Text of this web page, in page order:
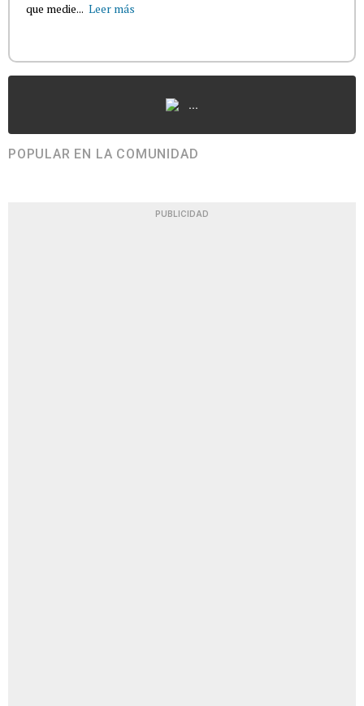
que medie... Leer más
...
POPULAR EN LA COMUNIDAD
PUBLICIDAD